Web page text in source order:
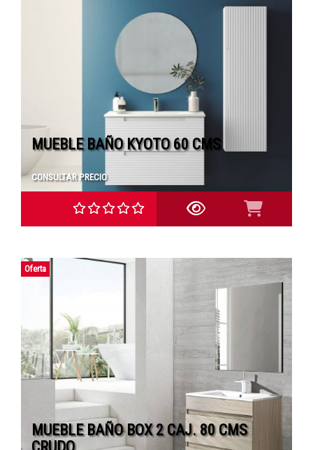
MUEBLE BAÑO KYOTO 60 CMS
CONSULTAR PRECIO
Oferta
MUEBLE BAÑO BOX 2 CAJ. 80 CMS